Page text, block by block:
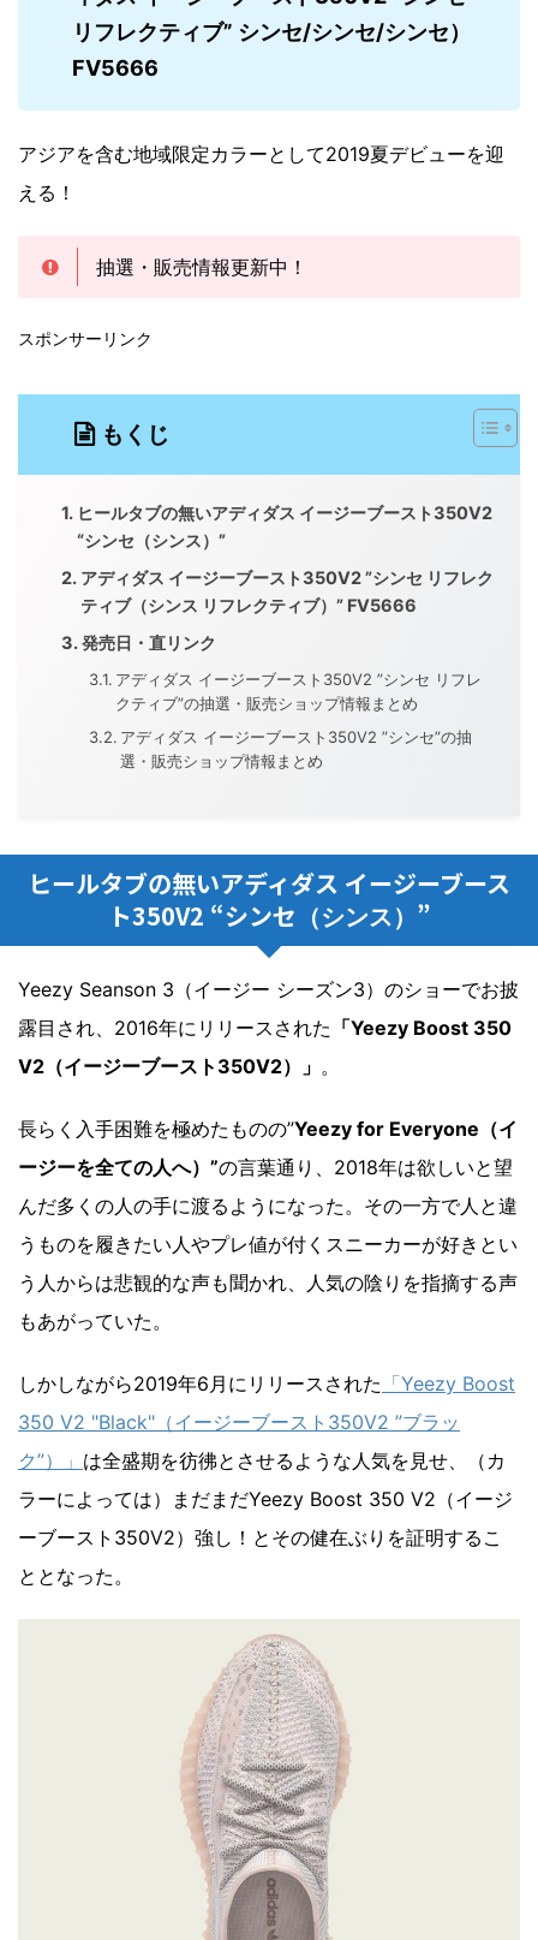
リフレクティブ” シンセ/シンセ/シンセ）
FV5666
アジアを含む地域限定カラーとして2019夏デビューを迎
える！
抽選・販売情報更新中！
スポンサーリンク
もくじ
ヒールタブの無いアディダス イージーブースト350V2
“シンセ（シンス）”
アディダス イージーブースト350V2 ”シンセ リフレク
ティブ（シンス リフレクティブ）” FV5666
発売日・直リンク
アディダス イージーブースト350V2 ”シンセ リフレ
クティブ”の抽選・販売ショップ情報まとめ
アディダス イージーブースト350V2 ”シンセ”の抽
選・販売ショップ情報まとめ
ヒールタブの無いアディダス イージーブース
ト350V2 “シンセ （シンス） ”
Yeezy Seanson 3（イージー シーズン3）のショーでお披
露目され、2016年にリリースされた 「Yeezy Boost 350
V2（イージーブースト350V2）」 。
長らく入手困難を極めたものの”Yeezy for Everyone（イ
ージーを全ての人へ）”の言葉通り、2018年は欲しいと望
んだ多くの人の手に渡るようになった。その一方で人と違
うものを履きたい人やプレ値が付くスニーカーが好きとい
う人からは悲観的な声も聞かれ、人気の陰りを指摘する声
もあがっていた。
しかしながら2019年6月にリリースされた 「Yeezy Boost
350 V2 "Black"（イージーブースト350V2 ”ブラッ
ク”）」 は全盛期を彷彿とさせるような人気を見せ、（カ
ラーによっては）まだまだYeezy Boost 350 V2（イージ
ーブースト350V2）強し！とその健在ぶりを証明するこ
ととなった。